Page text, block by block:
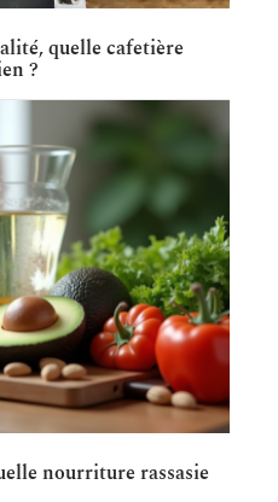
quelle cafetière
?
nourriture rassasie